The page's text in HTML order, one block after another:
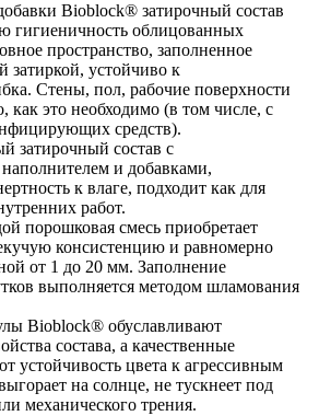
Bioblock® затирочный состав
гигиеничность облицованных
пространство, заполненное
затиркой, устойчиво к
Стены, пол, рабочие поверхности
как это необходимо (в том числе, с
средств).
затирочный состав с
и добавками,
к влаге, подходит как для
работ.
порошковая смесь приобретает
консистенцию и равномерно
от 1 до 20 мм. Заполнение
выполняется методом шламования
Bioblock® обуславливают
состава, а качественные
устойчивость цвета к агрессивным
на солнце, не тускнеет под
механического трения.